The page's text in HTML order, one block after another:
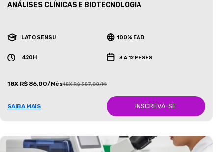
ANÁLISES CLÍNICAS E BIOTECNOLOGIA
LATO SENSU 100% EAD
420H 3 A 12 MESES
18X R$ 86,00/Mês18X R$ 387,00/Mês
SAIBA MAIS INSCREVA-SE